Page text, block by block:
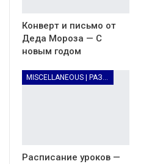
Конверт и письмо от
Деда Мороза — С
новым годом
MISCELLANEOUS | РАЗНОЕ
Расписание уроков —